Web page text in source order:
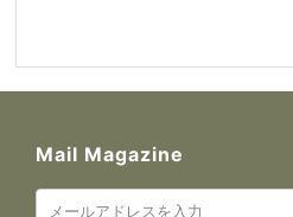
Mail Magazine